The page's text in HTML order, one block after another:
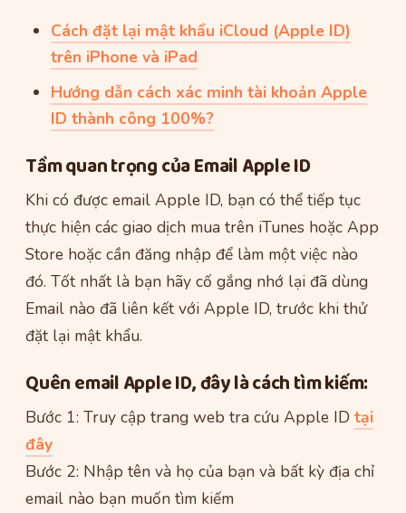
Cách đặt lại mật khẩu iCloud (Apple ID)
trên iPhone và iPad
Hướng dẫn cách xác minh tài khoản Apple
ID thành công 100%?
Tầm quan trọng của Email Apple ID
Khi có được email Apple ID, bạn có thể tiếp tục
thực hiện các giao dịch mua trên iTunes hoặc App
Store hoặc cần đăng nhập để làm một việc nào
đó. Tốt nhất là bạn hãy cố gắng nhớ lại đã dùng
Email nào đã liên kết với Apple ID, trước khi thử
đặt lại mật khẩu.
Quên email Apple ID, đây là cách tìm kiếm:
Bước 1: Truy cập trang web tra cứu Apple ID tại
đây
Bước 2: Nhập tên và họ của bạn và bất kỳ địa chỉ
email nào bạn muốn tìm kiếm